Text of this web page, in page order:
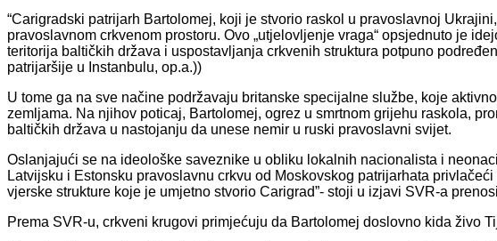
“Carigradski patrijarh Bartolomej, koji je stvorio raskol u pravoslavnoj
pravoslavnom crkvenom prostoru. Ovo „utjelovljenje vraga“ opsjednuto je
teritorija baltičkih država i uspostavljanja crkvenih struktura potpuno
patrijaršije u Instanbulu, op.a.))
U tome ga na sve načine podržavaju britanske specijalne službe, koje
zemljama. Na njihov poticaj, Bartolomej, ogrez u smrtnom grijehu raskola,
baltičkih država u nastojanju da unese nemir u ruski pravoslavni svijet.
Oslanjajući se na ideološke saveznike u obliku lokalnih nacionalista i
Latvijsku i Estonsku pravoslavnu crkvu od Moskovskog patrijarhata
vjerske strukture koje je umjetno stvorio Carigrad”- stoji u izjavi SVR-a
Prema SVR-u, crkveni krugovi primjećuju da Bartolomej doslovno kida živo